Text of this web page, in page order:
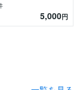
5,000円